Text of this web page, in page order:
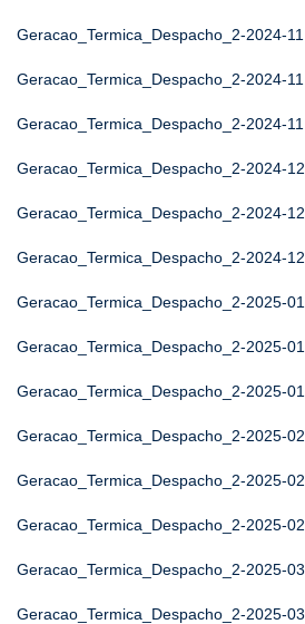
Geracao_Termica_Despacho_2-2024-11
Geracao_Termica_Despacho_2-2024-11
Geracao_Termica_Despacho_2-2024-11
Geracao_Termica_Despacho_2-2024-12
Geracao_Termica_Despacho_2-2024-12
Geracao_Termica_Despacho_2-2024-12
Geracao_Termica_Despacho_2-2025-01
Geracao_Termica_Despacho_2-2025-01
Geracao_Termica_Despacho_2-2025-01
Geracao_Termica_Despacho_2-2025-02
Geracao_Termica_Despacho_2-2025-02
Geracao_Termica_Despacho_2-2025-02
Geracao_Termica_Despacho_2-2025-03
Geracao_Termica_Despacho_2-2025-03